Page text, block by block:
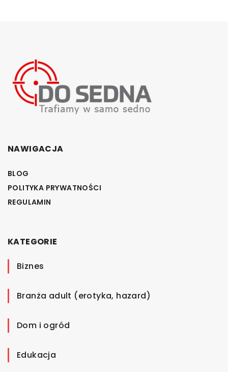
NAWIGACJA
BLOG
POLITYKA PRYWATNOŚCI
REGULAMIN
KATEGORIE
Biznes
Branża adult (erotyka, hazard)
Dom i ogród
Edukacja